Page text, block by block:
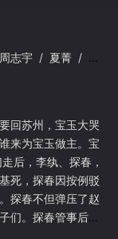
周志宇 / 夏菁 /
回苏州，宝玉大哭
来为宝玉做主。宝
，李纨、探春，
死，探春因按例驳
探春不但弹压了赵
们。探春管事后，